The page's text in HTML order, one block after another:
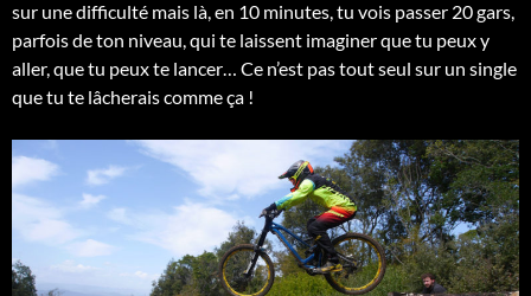
sur une difficulté mais là, en 10 minutes, tu vois passer 20 gars,
parfois de ton niveau, qui te laissent imaginer que tu peux y
aller, que tu peux te lancer… Ce n’est pas tout seul sur un single
que tu te lâcherais comme ça !